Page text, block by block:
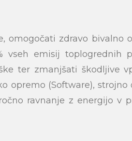
omogočati zdravo bivalno
emisij toplogrednih
ter zmanjšati škodljive
opremo (Software), strojno
ravnanje z energijo v